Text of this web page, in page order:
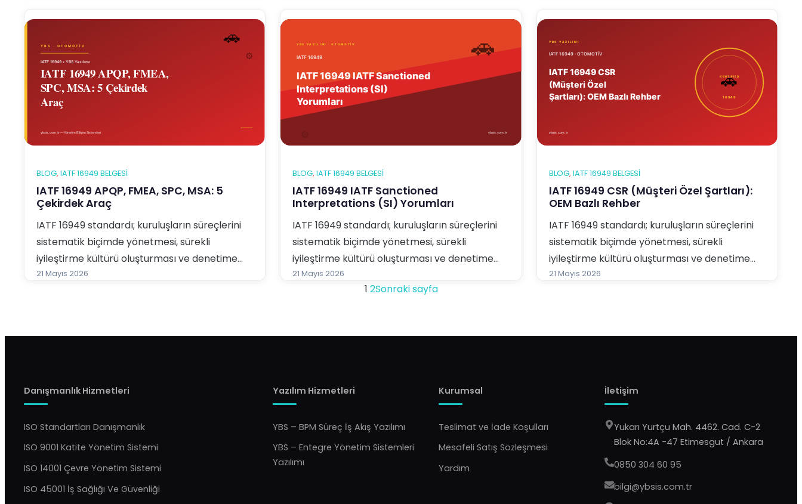
IATF 169…
IATF 169…
BLOG, IATF 16949 BELGESI
IATF 16949 APQP, FMEA, SPC, MSA: 5
Çekirdek Araç
IATF 16949 standardı; kuruluşların süreçlerini
sistematik biçimde yönetmesi, sürekli
iyileştirme kültürü oluşturması ve denetime
hazır bir yapıya kavuşması için güçlü bir
21 Mayıs 2026
BLOG, IATF 16949 BELGESI
IATF 16949 IATF Sanctioned
Interpretations (SI) Yorumları
IATF 16949 standardı; kuruluşların süreçlerini
sistematik biçimde yönetmesi, sürekli
iyileştirme kültürü oluşturması ve denetime
hazır bir yapıya kavuşması için güçlü bir
yönetim çerçevesi sunar.
21 Mayıs 2026
BLOG, IATF 16949 BELGESI
IATF 16949 CSR (Müşteri Özel Şartları):
OEM Bazlı Rehber
IATF 16949 standardı; kuruluşların süreçlerini
sistematik biçimde yönetmesi, sürekli
iyileştirme kültürü oluşturması ve denetime
hazır bir yapıya kavuşması için güçlü bir
21 Mayıs 2026
1 2Sonraki sayfa
Danışmanlık Hizmetleri
ISO Standartları Danışmanlık
ISO 9001 Katite Yönetim Sistemi
ISO 14001 Çevre Yönetim Sistemi
ISO 45001 İş Sağlığı Ve Güvenliği
Yazılım Hizmetleri
YBS – BPM Süreç İş Akış Yazılımı
YBS – Entegre Yönetim Sistemleri
Yazılımı
Kurumsal
Teslimat ve İade Koşulları
Mesafeli Satış Sözleşmesi
Yardım
İletişim
Yukarı Yurtçu Mah. 4462. Cad. C-2
Blok No:4A -47 Etimesgut / Ankara
0850 304 60 95
bilgi@ybsis.com.tr